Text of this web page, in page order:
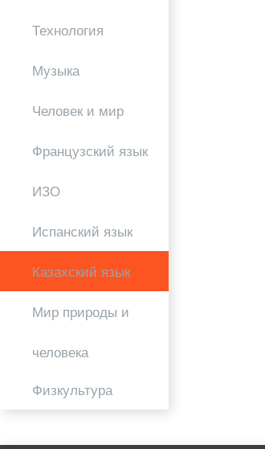
Технология
Музыка
Человек и мир
Французский язык
ИЗО
Испанский язык
Казахский язык
Мир природы и
человека
Физкультура